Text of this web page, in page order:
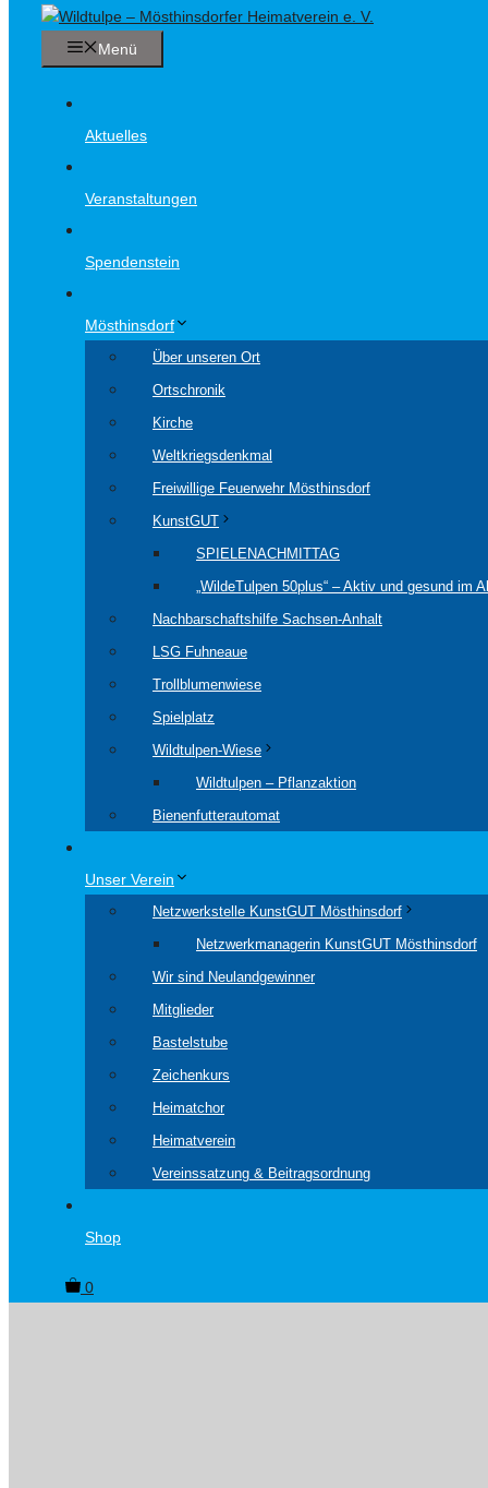
Menü
Aktuelles
Veranstaltungen
Spendenstein
Mösthinsdorf
Über unseren Ort
Ortschronik
Kirche
Weltkriegsdenkmal
Freiwillige Feuerwehr Mösthinsdorf
KunstGUT
SPIELENACHMITTAG
„WildeTulpen 50plus“ – Aktiv und gesund im
Nachbarschaftshilfe Sachsen-Anhalt
LSG Fuhneaue
Trollblumenwiese
Spielplatz
Wildtulpen-Wiese
Wildtulpen – Pflanzaktion
Bienenfutterautomat
Unser Verein
Netzwerkstelle KunstGUT Mösthinsdorf
Netzwerkmanagerin KunstGUT Mösthinsdorf
Wir sind Neulandgewinner
Mitglieder
Bastelstube
Zeichenkurs
Heimatchor
Heimatverein
Vereinssatzung & Beitragsordnung
Shop
0